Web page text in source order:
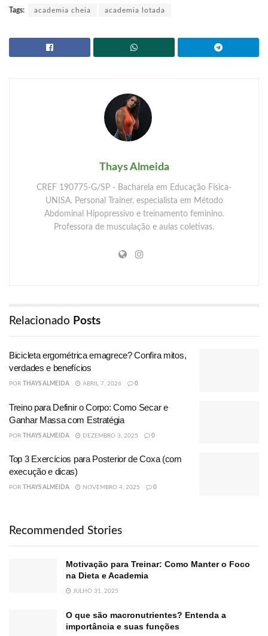
Tags: academia cheia academia lotada
Thays Almeida
CREF 190775-G/SP - Bacharela em Educação Física-
UNISA. Personal Trainer, especialista em Método
Abdominal Hipopressivo e treinamento feminino.
Professora de musculação e aulas coletivas.
Relacionado Posts
Bicicleta ergométrica emagrece? Confira mitos,
verdades e benefícios
POR THAYS ALMEIDA ABRIL 7, 2026 0
Treino para Definir o Corpo: Como Secar e
Ganhar Massa com Estratégia
POR THAYS ALMEIDA DEZEMBRO 3, 2025 0
Top 3 Exercícios para Posterior de Coxa (com
execução e dicas)
POR THAYS ALMEIDA NOVEMBRO 4, 2025 0
Recommended Stories
Motivação para Treinar: Como Manter o Foco
na Dieta e Academia
JULHO 31, 2025
O que são macronutrientes? Entenda a
importância e suas funções